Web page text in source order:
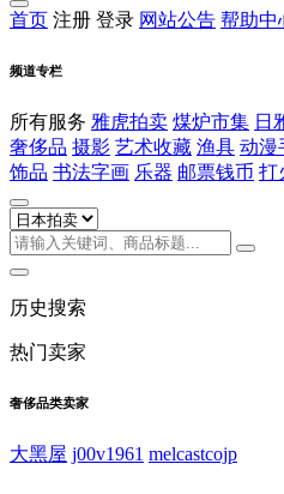
首页 注册 登录 网站公告 帮助中
频道专栏
所有服务 雅虎拍卖 煤炉市集 日
奢侈品 摄影 艺术收藏 渔具 动漫
饰品 书法字画 乐器 邮票钱币 打
历史搜索
热门卖家
奢侈品类卖家
大黑屋 j00v1961 melcastcojp